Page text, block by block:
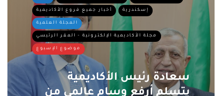
أخبار جميع فروع الأكاديمية إسكندرية
المجلة العلمية
مجلة الأكاديمية الإلكترونية - المقر الرئيسي
موضوع الإسبوع
سعادة رئيس الأكاديمية
يتسلم أرفع وسام عالمي من